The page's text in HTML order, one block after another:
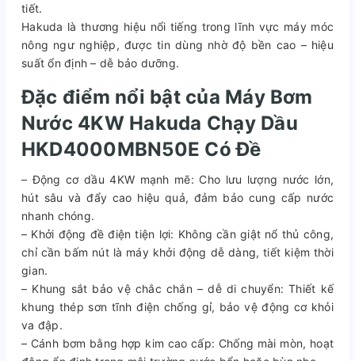
tiết.
Hakuda là thương hiệu nổi tiếng trong lĩnh vực máy móc
nông ngư nghiệp, được tin dùng nhờ độ bền cao – hiệu
suất ổn định – dễ bảo dưỡng.
Đặc điểm nổi bật của Máy Bơm
Nước 4KW Hakuda Chạy Dầu
HKD4000MBN50E Có Đề
– Động cơ dầu 4KW mạnh mẽ: Cho lưu lượng nước lớn,
hút sâu và đẩy cao hiệu quả, đảm bảo cung cấp nước
nhanh chóng.
– Khởi động đề điện tiện lợi: Không cần giật nổ thủ công,
chỉ cần bấm nút là máy khởi động dễ dàng, tiết kiệm thời
gian.
– Khung sắt bảo vệ chắc chắn – dễ di chuyển: Thiết kế
khung thép sơn tĩnh điện chống gỉ, bảo vệ động cơ khỏi
va đập.
– Cánh bơm bằng hợp kim cao cấp: Chống mài mòn, hoạt